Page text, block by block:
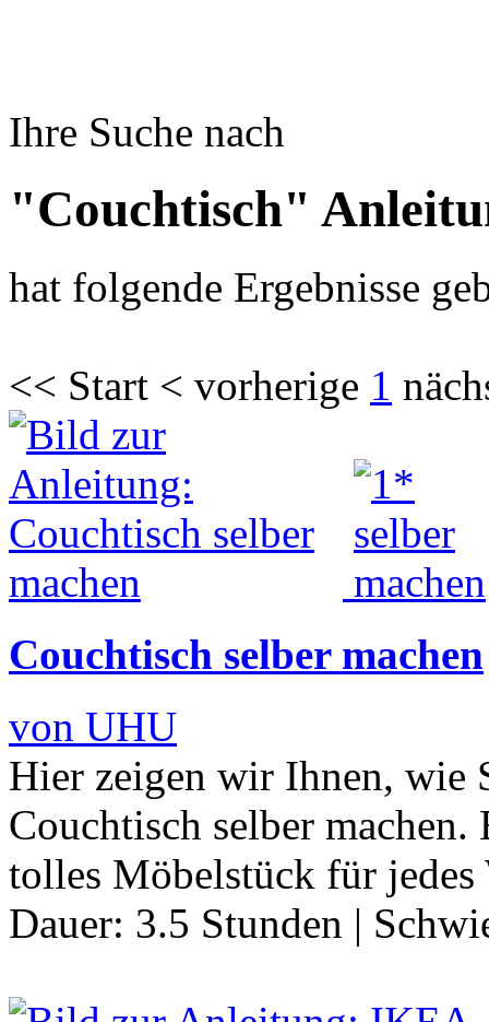
Ihre Suche nach
"Couchtisch"
hat folgende Ergebnisse
<< Start < vorherige 1
Couchtisch selber machen
von UHU
Hier zeigen wir Ihnen, wie
Couchtisch selber
tolles Möbelstück für
Dauer: 3.5 Stunden |